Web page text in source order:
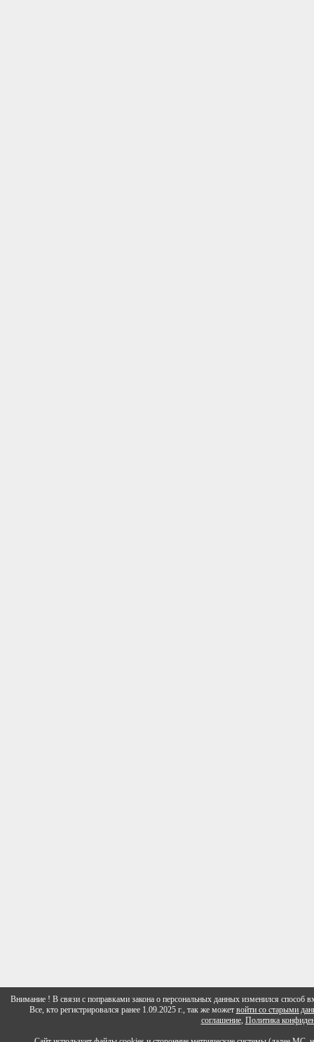
Внимание ! В связи с поправками закона о персональных данных изменился способ
Все, кто регистрировался ранее 1.09.2025 г., так же может войти со старыми
соглашение, Политика